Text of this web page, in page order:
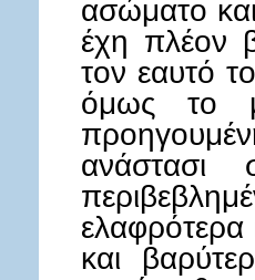
ασώματο
έχη πλέον
τον εαυτό
όμως το
ανάστασι
ελαφρότερα
και